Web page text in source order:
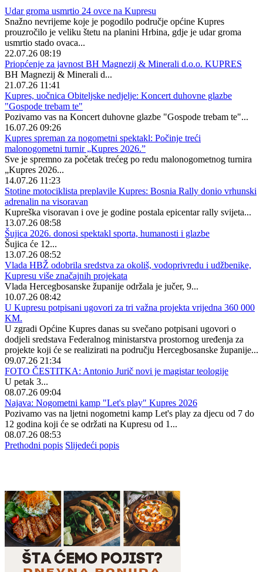
Udar groma usmrtio 24 ovce na Kupresu
Snažno nevrijeme koje je pogodilo područje općine Kupres
prouzročilo je veliku štetu na planini Hrbina, gdje je udar groma
usmrtio stado ovaca...
22.07.26 08:19
Priopćenje za javnost BH Magnezij & Minerali d.o.o. KUPRES
BH Magnezij & Minerali d...
21.07.26 11:41
Kupres, uočnica Obiteljske nedjelje: Koncert duhovne glazbe
"Gospode trebam te"
Pozivamo vas na Koncert duhovne glazbe "Gospode trebam te"...
16.07.26 09:26
Kupres spreman za nogometni spektakl: Počinje treći
malonogometni turnir „Kupres 2026.”
Sve je spremno za početak trećeg po redu malonogometnog turnira
„Kupres 2026...
14.07.26 11:23
Stotine motociklista preplavile Kupres: Bosnia Rally donio vrhunski
adrenalin na visoravan
Kupreška visoravan i ove je godine postala epicentar rally svijeta...
13.07.26 08:58
Šujica 2026. donosi spektakl sporta, humanosti i glazbe
Šujica će 12...
13.07.26 08:52
Vlada HBŽ odobrila sredstva za okoliš, vodoprivredu i udžbenike,
Kupresu više značajnih projekata
Vlada Hercegbosanske županije održala je jučer, 9...
10.07.26 08:42
U Kupresu potpisani ugovori za tri važna projekta vrijedna 360 000
KM.
U zgradi Općine Kupres danas su svečano potpisani ugovori o
dodjeli sredstava Federalnog ministarstva prostornog uređenja za
projekte koji će se realizirati na području Hercegbosanske županije...
09.07.26 21:34
FOTO ČESTITKA: Antonio Jurič novi je magistar teologije
U petak 3...
08.07.26 09:04
Najava: Nogometni kamp "Let's play" Kupres 2026
Pozivamo vas na ljetni nogometni kamp Let's play za djecu od 7 do
12 godina koji će se održati na Kupresu od 1...
08.07.26 08:53
Prethodni popis Slijedeći popis